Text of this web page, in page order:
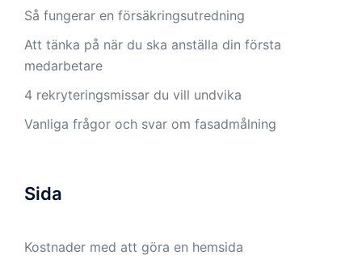
Så fungerar en försäkringsutredning
Att tänka på när du ska anställa din första
medarbetare
4 rekryteringsmissar du vill undvika
Vanliga frågor och svar om fasadmålning
Sida
Kostnader med att göra en hemsida